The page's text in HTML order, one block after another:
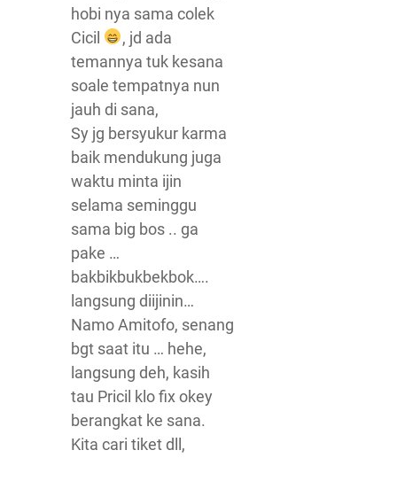
hobi nya sama colek
Cicil
, jd ada
temannya tuk kesana
soale tempatnya nun
jauh di sana,
Sy jg bersyukur karma
baik mendukung juga
waktu minta ijin
selama seminggu
sama big bos .. ga
pake …
bakbikbukbekbok….
langsung diijinin…
Namo Amitofo, senang
bgt saat itu … hehe,
langsung deh, kasih
tau Pricil klo fix okey
berangkat ke sana.
Kita cari tiket dll,